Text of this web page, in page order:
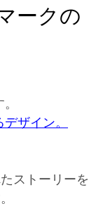
ークの
ザイン。
ストーリーを